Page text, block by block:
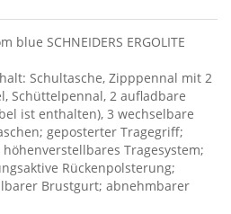
SCHNEIDERS ERGOLITE
Schultasche, Zipppennal mit 2
Schüttelpennal, 2 aufladbare
ist enthalten), 3 wechselbare
geposterter Tragegriff;
Tragesystem;
Rückenpolsterung;
Brustgurt; abnehmbarer